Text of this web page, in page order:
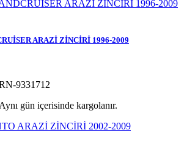
ARAZİ ZİNCİRİ 1996-2009
9331712
Aynı gün içerisinde kargolanır.